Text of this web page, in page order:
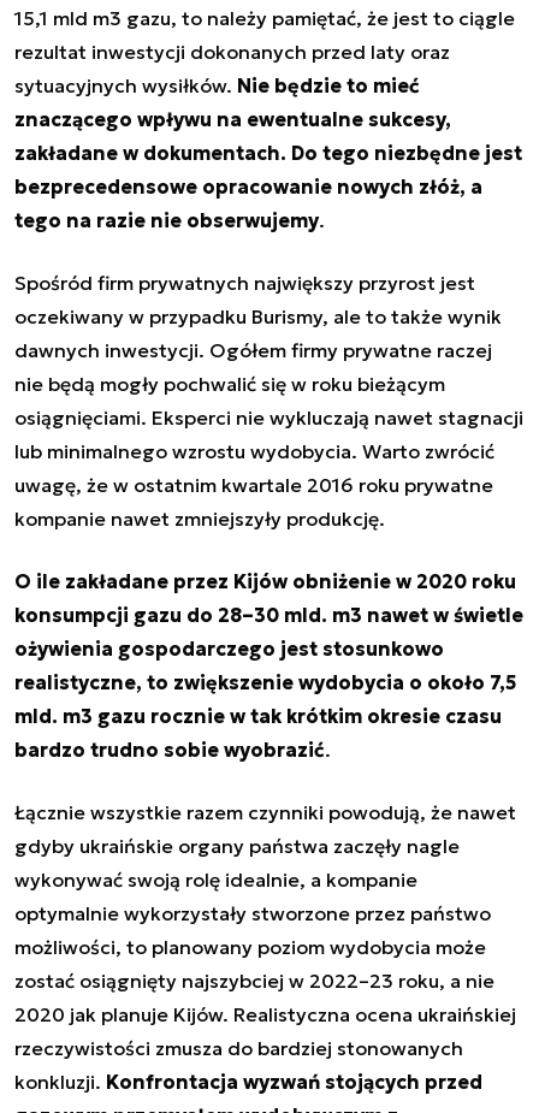
15,1 mld m3 gazu, to należy pamiętać, że jest to ciągle
rezultat inwestycji dokonanych przed laty oraz
sytuacyjnych wysiłków. Nie będzie to mieć
znaczącego wpływu na ewentualne sukcesy,
zakładane w dokumentach. Do tego niezbędne jest
bezprecedensowe opracowanie nowych złóż, a
tego na razie nie obserwujemy.
Spośród firm prywatnych największy przyrost jest
oczekiwany w przypadku Burismy, ale to także wynik
dawnych inwestycji. Ogółem firmy prywatne raczej
nie będą mogły pochwalić się w roku bieżącym
osiągnięciami. Eksperci nie wykluczają nawet stagnacji
lub minimalnego wzrostu wydobycia. Warto zwrócić
uwagę, że w ostatnim kwartale 2016 roku prywatne
kompanie nawet zmniejszyły produkcję.
O ile zakładane przez Kijów obniżenie w 2020 roku
konsumpcji gazu do 28–30 mld. m3 nawet w świetle
ożywienia gospodarczego jest stosunkowo
realistyczne, to zwiększenie wydobycia o około 7,5
mld. m3 gazu rocznie w tak krótkim okresie czasu
bardzo trudno sobie wyobrazić.
Łącznie wszystkie razem czynniki powodują, że nawet
gdyby ukraińskie organy państwa zaczęły nagle
wykonywać swoją rolę idealnie, a kompanie
optymalnie wykorzystały stworzone przez państwo
możliwości, to planowany poziom wydobycia może
zostać osiągnięty najszybciej w 2022–23 roku, a nie
2020 jak planuje Kijów. Realistyczna ocena ukraińskiej
rzeczywistości zmusza do bardziej stonowanych
konkluzji. Konfrontacja wyzwań stojących przed